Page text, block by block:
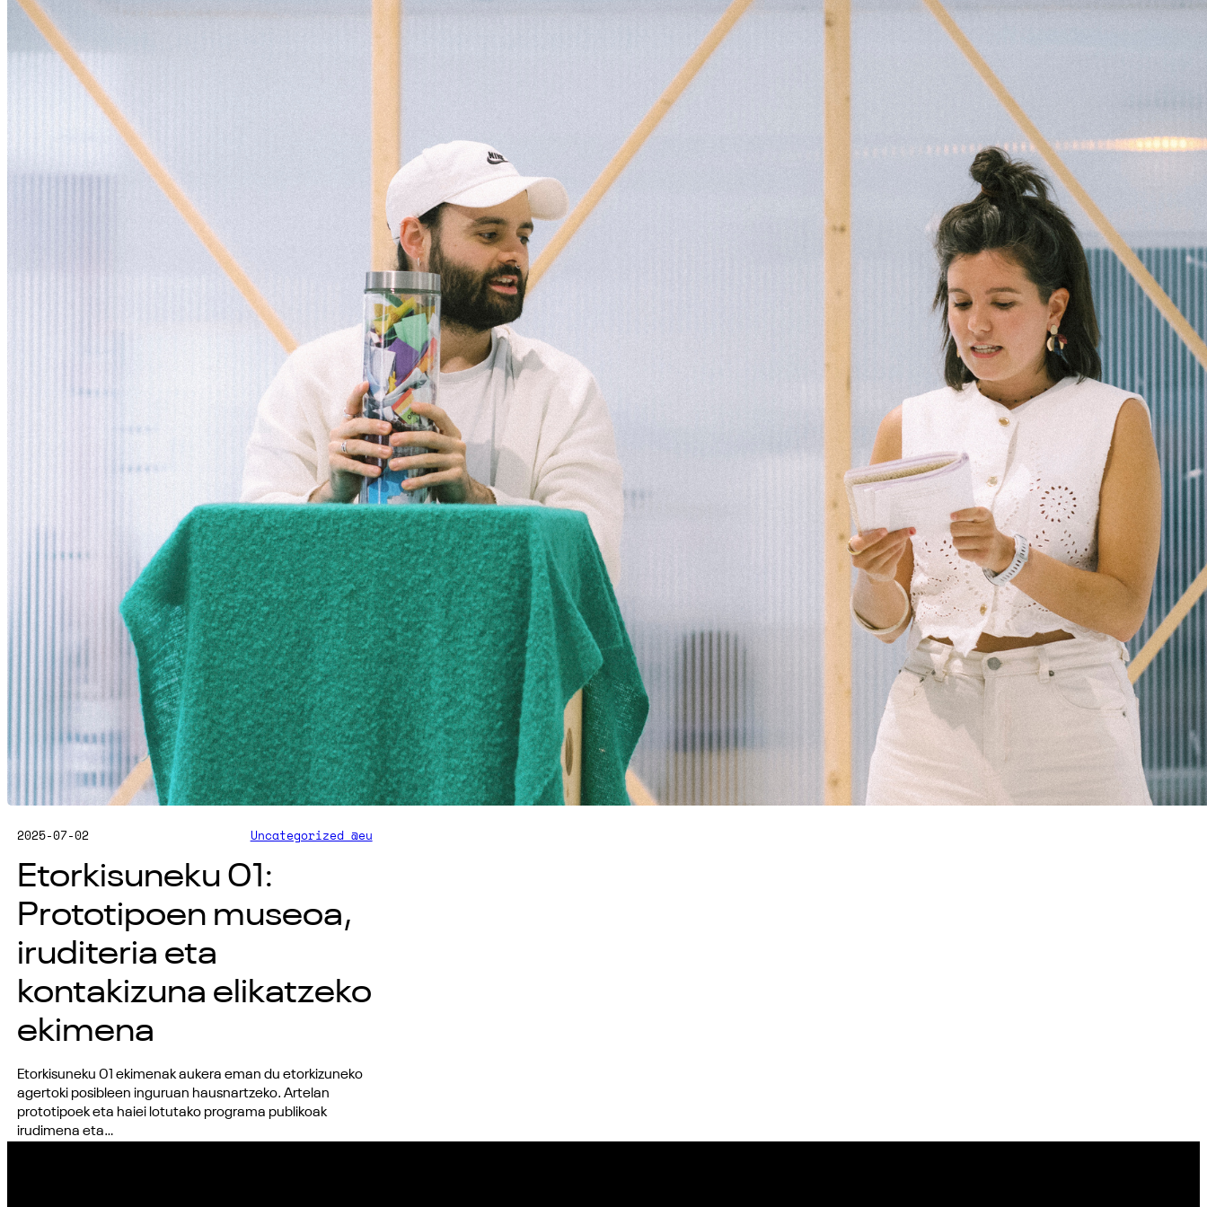
2025-07-02 Uncategorized @eu
Etorkisuneku 01:
Prototipoen museoa,
iruditeria eta
kontakizuna elikatzeko
ekimena
Etorkisuneku 01 ekimenak aukera eman du etorkizuneko
agertoki posibleen inguruan hausnartzeko. Artelan
prototipoek eta haiei lotutako programa publikoak
irudimena eta…